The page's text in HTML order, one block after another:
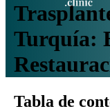
Turquía:
Tabla de